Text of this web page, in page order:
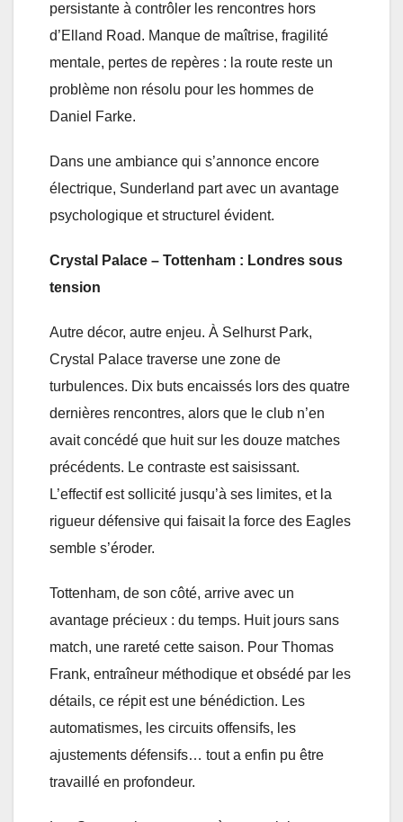
persistante à contrôler les rencontres hors
d’Elland Road. Manque de maîtrise, fragilité
mentale, pertes de repères : la route reste un
problème non résolu pour les hommes de
Daniel Farke.
Dans une ambiance qui s’annonce encore
électrique, Sunderland part avec un avantage
psychologique et structurel évident.
Crystal Palace – Tottenham : Londres sous
tension
Autre décor, autre enjeu. À Selhurst Park,
Crystal Palace traverse une zone de
turbulences. Dix buts encaissés lors des quatre
dernières rencontres, alors que le club n’en
avait concédé que huit sur les douze matches
précédents. Le contraste est saisissant.
L’effectif est sollicité jusqu’à ses limites, et la
rigueur défensive qui faisait la force des Eagles
semble s’éroder.
Tottenham, de son côté, arrive avec un
avantage précieux : du temps. Huit jours sans
match, une rareté cette saison. Pour Thomas
Frank, entraîneur méthodique et obsédé par les
détails, ce répit est une bénédiction. Les
automatismes, les circuits offensifs, les
ajustements défensifs… tout a enfin pu être
travaillé en profondeur.